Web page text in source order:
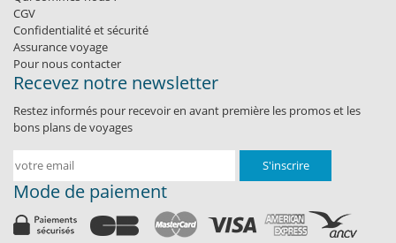
CGV
Confidentialité et sécurité
Assurance voyage
Pour nous contacter
Recevez notre newsletter
Restez informés pour recevoir en avant première les promos et les
bons plans de voyages
S'inscrire
Mode de paiement